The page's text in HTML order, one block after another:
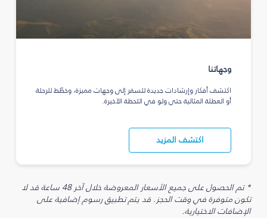
وجهاتنا
اكتشف أفكار وإرشادات جديدة للسفر إلى وجهات مميزة، وخطّط للرحلة
أو العطلة المثالية حتى ولو في اللحظة الأخيرة.
اكتشف المزيد
* تم الحصول على جميع الأسعار المعروضة خلال آخر 48 ساعة قد لا
تكون متوفرة في وقت الحجز. قد يتم تطبيق رسوم إضافية على
الإضافات الاختيارية.